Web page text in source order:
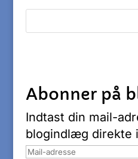
Abonner på
Indtast din mail-
blogindlæg direkte
Mail-